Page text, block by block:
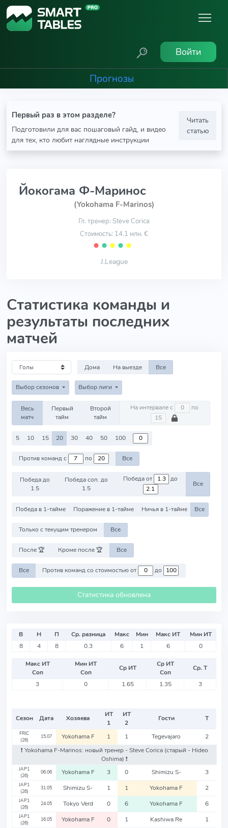
Войти
Прогнозы
Первый раз в этом разделе?
Подготовили для вас пошаговый гайд, и видео
для тех, кто любит наглядные инструкции
Читать
статью
Йокогама Ф-Маринос
(Yokohama F-Marinos)
Гл. тренер: Steve Corica
Стоимость: 14.1 млн. €
⬤ ⬤ ⬤ ⬤ ⬤
J.League
Статистика команды и
результаты последних
матчей
Дома На выезде Все
Выбор сезонов Выбор лиги
Весь
матч
Первый
тайм
Второй
тайм
На интервале с по
5 10 15 20 30 40 50 100
Против команд с по Все
Победа до
1.5
Победа соп. до
1.5
Победа от до
Все
Победа в 1-тайме Поражение в 1-тайме Ничья в 1-тайме Все
Только с текущим тренером Все
После 🏆 Кроме после 🏆 Все
Все Против команд со стоимостью от до
Статистика обновлена
В Н П Ср. разница Макс Мин Макс ИТ
Мин ИТ
8
4 8 0.3 6 1 6 0
Макс ИТ
Соп
Мин ИТ
Соп
Ср ИТ
Ср ИТ
Соп
Ср. Т
3
0 1.65 1.35 3
Сезон Дата Хозяева
ИТ
1
ИТ
2
Гости Т
FRIC
(26)
15.07 Yokohama F 1 1 Tegevajaro
2
❗️ Yokohama F-Marinos: новый тренер - Steve Corica (старый - Hideo
Oshima) ❗️
JAP1
(26)
06.06 Yokohama F 3 0 Shimizu S- 3
JAP1
(26)
31.05 Shimizu S- 1 1 Yokohama F 2
JAP1
(26)
24.05 Tokyo Verd 0 6 Yokohama F 6
JAP1
(26)
16.05 Yokohama F 0 1 Kashiwa Re 1